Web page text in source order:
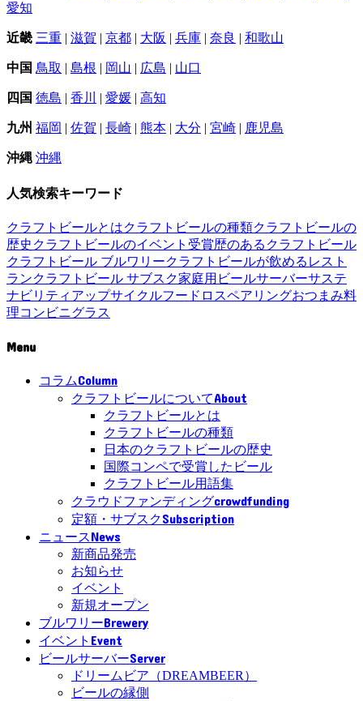
愛知
近畿 三重 | 滋賀 | 京都 | 大阪 | 兵庫 | 奈良 | 和歌山
中国 鳥取 | 島根 | 岡山 | 広島 | 山口
四国 徳島 | 香川 | 愛媛 | 高知
九州 福岡 | 佐賀 | 長崎 | 熊本 | 大分 | 宮崎 | 鹿児島
沖縄 沖縄
人気検索キーワード
クラフトビールとはクラフトビールの種類クラフトビールの
歴史 クラフトビールのイベント 受賞歴のあるクラフトビール
クラフトビール ブルワリークラフトビールが飲めるレスト
ランクラフトビール サブスク家庭用ビールサーバーサステ
ナビリティ アップサイクルフードロスペアリングおつまみ料
理コンビニグラス
Menu
コラムColumn
クラフトビールについてAbout
クラフトビールとは
クラフトビールの種類
日本のクラフトビールの歴史
国際コンペで受賞したビール
クラフトビール用語集
クラウドファンディングcrowdfunding
定額・サブスクSubscription
ニュースNews
新商品発売
お知らせ
イベント
新規オープン
ブルワリーBrewery
イベント Event
ビールサーバーServer
ドリームビア（DREAMBEER）
ビールの縁側